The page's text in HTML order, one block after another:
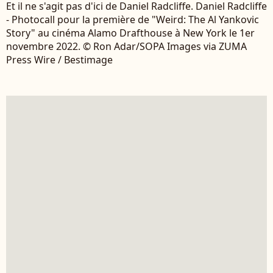
Et il ne s'agit pas d'ici de Daniel Radcliffe. Daniel Radcliffe
- Photocall pour la première de "Weird: The Al Yankovic
Story" au cinéma Alamo Drafthouse à New York le 1er
novembre 2022. © Ron Adar/SOPA Images via ZUMA
Press Wire / Bestimage